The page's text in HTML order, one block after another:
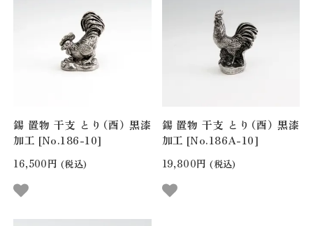
錫 置物 干支 とり（酉） 黒漆
加工 [No.186-10]
16,500円 (税込)
錫 置物 干支 とり（酉） 黒漆
加工 [No.186A-10]
19,800円 (税込)